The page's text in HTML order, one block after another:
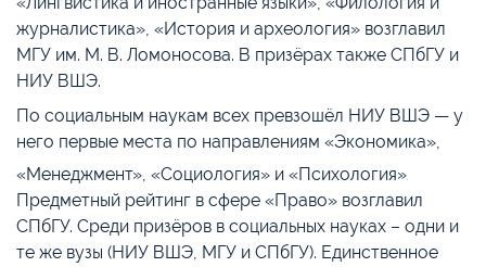
журналистика», «История и археология» возглавил
МГУ им. М. В. Ломоносова. В призёрах также СПбГУ и
НИУ ВШЭ.
По социальным наукам всех превзошёл НИУ ВШЭ — у
него первые места по направлениям «Экономика»,
«Менеджмент», «Социология» и «Психология»
Предметный рейтинг в сфере «Право» возглавил
СПбГУ. Среди призёров в социальных науках – одни и
те же вузы (НИУ ВШЭ, МГУ и СПбГУ). Единственное